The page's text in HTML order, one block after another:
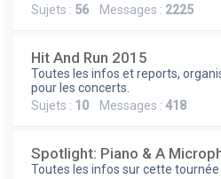
Sujets : 56 Messages : 2225
Hit And Run 2015
Toutes les infos et reports,
pour les concerts.
Sujets : 10 Messages : 418
Spotlight: Piano & A
Toutes les infos sur cette tournée